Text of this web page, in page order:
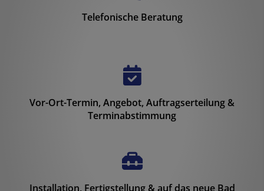
Telefonische Beratung
Vor-Ort-Termin, Angebot, Auftragserteilung &
Terminabstimmung
Installation, Fertigstellung & auf das neue Bad